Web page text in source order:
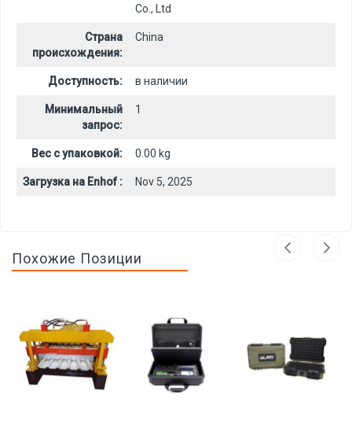
Co., Ltd
Страна
происхождения:
China
Доступность: в наличии
Минимальный
запрос:
1
Вес с упаковкой: 0.00 kg
Загрузка на Enhof : Nov 5, 2025
Похожие Позиции